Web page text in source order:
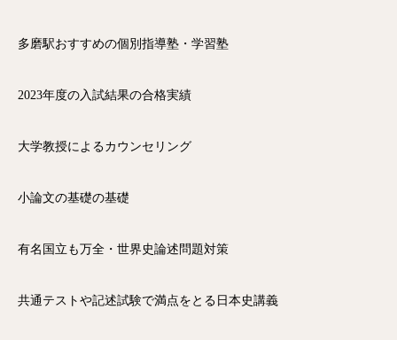
多磨駅おすすめの個別指導塾・学習塾
2023年度の入試結果の合格実績
大学教授によるカウンセリング
小論文の基礎の基礎
有名国立も万全・世界史論述問題対策
共通テストや記述試験で満点をとる日本史講義